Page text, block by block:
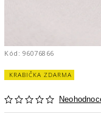
Kód: 96076866
KRABIČKA ZDARMA